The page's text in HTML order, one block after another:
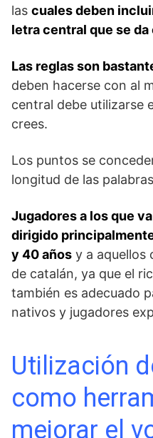
las cuales deben
letra central que se da
Las reglas son
deben hacerse con al
central debe utilizarse
crees.
Los puntos se
longitud de las
Jugadores a los que
dirigido
y 40 años y a aquellos
de catalán, ya que el
también es adecuado
nativos y jugadores
Utilización
como
mejorar el